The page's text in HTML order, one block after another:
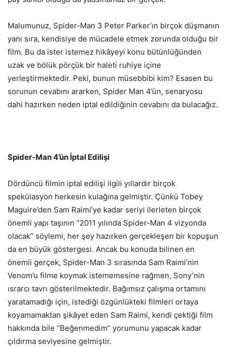
Malumunuz, Spider-Man 3 Peter Parker’ın birçok düşmanın
yanı sıra, kendisiye de mücadele etmek zorunda olduğu bir
film. Bu da ister istemez hikâyeyi konu bütünlüğünden
uzak ve bölük pörçük bir haleti ruhiye içine
yerleştirmektedir. Peki, bunun müsebbibi kim? Esasen bu
sorunun cevabını ararken, Spider Man 4’ün, senaryosu
dahi hazırken neden iptal edildiğinin cevabını da bulacağız.
Spider-Man 4’ün İptal Edilişi
Dördüncü filmin iptal edilişi ilgili yıllardır birçok
spekülasyon herkesin kulağına gelmiştir. Çünkü Tobey
Maguire’den Sam Raimi’ye kadar seriyi ilerleten birçok
önemli yapı taşının “2011 yılında Spider-Man 4 vizyonda
olacak” söylemi, her şey hazırken gerçekleşen bir kopuşun
da en büyük göstergesi. Ancak bu konuda bilinen en
önemli gerçek, Spider-Man 3 sırasında Sam Raimi’nin
Venom’u filme koymak istememesine rağmen, Sony’nin
ısrarcı tavrı gösterilmektedir. Bağımsız çalışma ortamını
yaratamadığı için, istediği özgünlükteki filmleri ortaya
koyamamaktan şikâyet eden Sam Raimi, kendi çektiği film
hakkında bile “Beğenmedim” yorumunu yapacak kadar
çıldırma seviyesine gelmiştir.